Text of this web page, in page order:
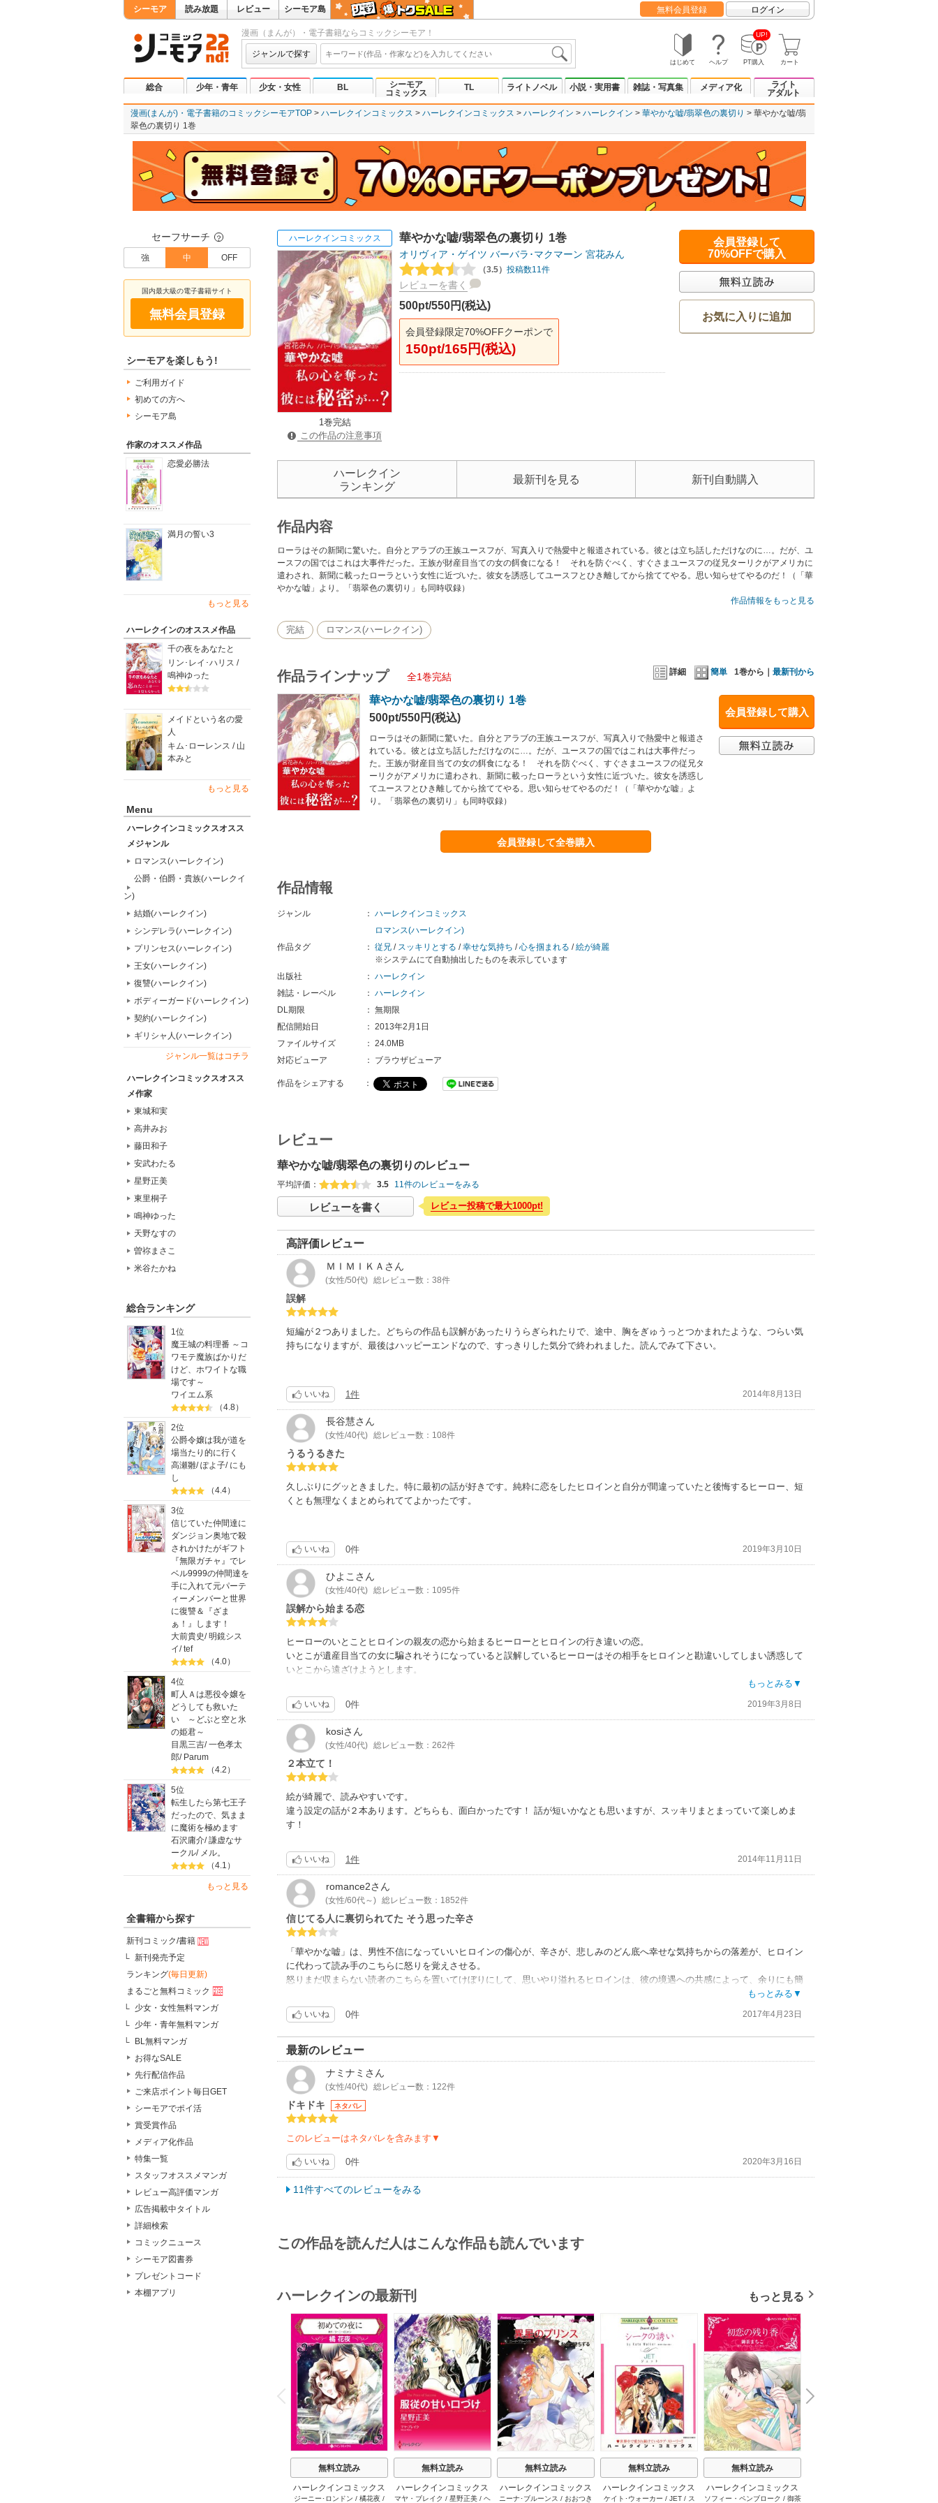
シーモア 読み放題 レビュー シーモア島 無料会員登録 ログイン
漫画（まんが）・電子書籍ならコミックシーモア！
ジャンルで探す
はじめて ヘルプ
UP!
PT購入 カート
総合 少年・青年 少女・女性 BL
シーモア
コミックス
TL ライトノベル 小説・実用書 雑誌・写真集 メディア化
ライト
アダルト
漫画(まんが)・電子書籍のコミックシーモアTOP ハーレクインコミックス ハーレクインコミックス ハーレクイン ハーレクイン 華やかな嘘/翡翠色の裏切り
華やかな嘘/翡
翠色の裏切り 1巻
セーフサーチ ？
強 中 OFF
国内最大級の電子書籍サイト
無料会員登録
シーモアを楽しもう!
ご利用ガイド
初めての方へ
シーモア島
作家のオススメ作品
恋愛必勝法
満月の誓い3
もっと見る
ハーレクインのオススメ作品
千の夜をあなたと
リン･レイ･ハリス /
鳴神ゆった
メイドという名の愛
人
キム･ローレンス / 山
本みと
もっと見る
Menu
ハーレクインコミックスオスス
メジャンル
ロマンス(ハーレクイン)
公爵・伯爵・貴族(ハーレクイ
ン)
結婚(ハーレクイン)
シンデレラ(ハーレクイン)
プリンセス(ハーレクイン)
王女(ハーレクイン)
復讐(ハーレクイン)
ボディーガード(ハーレクイン)
契約(ハーレクイン)
ギリシャ人(ハーレクイン)
ジャンル一覧はコチラ
ハーレクインコミックスオスス
メ作家
東城和実
高井みお
藤田和子
安武わたる
星野正美
東里桐子
鳴神ゆった
天野なすの
曽祢まさこ
米谷たかね
総合ランキング
1位
魔王城の料理番 ～コ
ワモテ魔族ばかりだ
けど、ホワイトな職
場です～
ワイエム系
（4.8）
2位
公爵令嬢は我が道を
場当たり的に行く
高瀬雛/ぽよ子/ にも
し
（4.4）
3位
信じていた仲間達に
ダンジョン奥地で殺
されかけたがギフト
『無限ガチャ』でレ
ベル9999の仲間達を
手に入れて元パーテ
ィーメンバーと世界
に復讐＆『ざま
ぁ！』します！
大前貴史/明鏡シス
イ/tef
（4.0）
4位
町人Ａは悪役令嬢を
どうしても救いた
い ～どぶと空と氷
の姫君～
目黒三吉/一色孝太
郎/ Parum
（4.2）
5位
転生したら第七王子
だったので、気まま
に魔術を極めます
石沢庸介/謙虚なサ
ークル/ メル。
（4.1）
もっと見る
全書籍から探す
新刊コミック/書籍
新刊発売予定
ランキング(毎日更新)
まるごと無料コミック
少女・女性無料マンガ
少年・青年無料マンガ
BL無料マンガ
お得なSALE
先行配信作品
ご来店ポイント毎日GET
シーモアでポイ活
賞受賞作品
メディア化作品
特集一覧
スタッフオススメマンガ
レビュー高評価マンガ
広告掲載中タイトル
詳細検索
コミックニュース
シーモア図書券
プレゼントコード
本棚アプリ
ハーレクインコミックス
1巻完結
この作品の注意事項
華やかな嘘/翡翠色の裏切り 1巻
オリヴィア・ゲイツ バーバラ･マクマーン 宮花みん
（3.5） 投稿数11件
レビューを書く
500pt/550円(税込)
会員登録限定70%OFFクーポンで
150pt/165円(税込)
会員登録して
70%OFFで購入
お気に入りに追加
ハーレクイン
ランキング
最新刊を見る 新刊自動購入
作品内容
ローラはその新聞に驚いた。自分とアラブの王族ユースフが、写真入りで熱愛中と報道されている。彼とは立ち話しただけなのに…。だが、ユ
ースフの国ではこれは大事件だった。王族が財産目当ての女の餌食になる！ それを防ぐべく、すぐさまユースフの従兄ターリクがアメリカに
遣わされ、新聞に載ったローラという女性に近づいた。彼女を誘惑してユースフとひき離してから捨ててやる。思い知らせてやるのだ！（「華
やかな嘘」より。「翡翠色の裏切り」も同時収録）
作品情報をもっと見る
完結 ロマンス(ハーレクイン)
詳細 簡単 1巻から｜ 最新刊から
作品ラインナップ 全1巻完結
会員登録して購入
華やかな嘘/翡翠色の裏切り 1巻
500pt/550円(税込)
ローラはその新聞に驚いた。自分とアラブの王族ユースフが、写真入りで熱愛中と報道さ
れている。彼とは立ち話しただけなのに…。だが、ユースフの国ではこれは大事件だっ
た。王族が財産目当ての女の餌食になる！ それを防ぐべく、すぐさまユースフの従兄タ
ーリクがアメリカに遣わされ、新聞に載ったローラという女性に近づいた。彼女を誘惑し
てユースフとひき離してから捨ててやる。思い知らせてやるのだ！（「華やかな嘘」よ
り。「翡翠色の裏切り」も同時収録）
会員登録して全巻購入
作品情報
ジャンル ： ハーレクインコミックス
ロマンス(ハーレクイン)
作品タグ
： 従兄 / スッキリとする /幸せな気持ち /心を掴まれる /絵が綺麗
※システムにて自動抽出したものを表示しています
出版社
： ハーレクイン
雑誌・レーベル
： ハーレクイン
DL期限
： 無期限
配信開始日
： 2013年2月1日
ファイルサイズ
： 24.0MB
対応ビューア
： ブラウザビューア
作品をシェアする ：
レビュー
華やかな嘘/翡翠色の裏切りのレビュー
平均評価： 3.5 11件のレビューをみる
レビューを書く レビュー投稿で最大1000pt!
高評価レビュー
ＭＩＭＩＫＡ さん
(女性/50代) 総レビュー数：38件
誤解
短編が２つありました。どちらの作品も誤解があったりうらぎられたりで、途中、胸をぎゅうっとつかまれたような、つらい気
持ちになりますが、最後はハッピーエンドなので、すっきりした気分で終われました。読んでみて下さい。
いいね 1件 2014年8月13日
長谷慧さん
(女性/40代) 総レビュー数：108件
うるうるきた
久しぶりにグッときました。特に最初の話が好きです。純粋に恋をしたヒロインと自分が間違っていたと後悔するヒーロー、短
くとも無理なくまとめられててよかったです。
いいね 0件 2019年3月10日
ひよこ さん
(女性/40代) 総レビュー数：1095件
誤解から始まる恋
ヒーローのいとことヒロインの親友の恋から始まるヒーローとヒロインの行き違いの恋。
いとこが遺産目当ての女に騙されそうになっていると誤解しているヒーローはその相手をヒロインと勘違いしてしまい誘惑して
いとこから遠ざけようとします。
そんな策略を知らないヒロインはヒーローのアプローチから恋焦がれるようになり一夜を共にしてしまうのですが…
2作品共に誤解から始まる恋でした。どちらも面白かったです。‪(*ˊᵕˋ* )
もっとみる▼
いいね 0件 2019年3月8日
kosiさん
(女性/40代) 総レビュー数：262件
２本立て！
絵が綺麗で、読みやすいです。
違う設定の話が２本あります。どちらも、面白かったです！ 話が短いかなとも思いますが、スッキリまとまっていて楽しめま
す！
いいね 1件 2014年11月11日
romance2さん
(女性/60代～) 総レビュー数：1852件
信じてる人に裏切られてた そう思った辛さ
「華やかな嘘」は、男性不信になっていいヒロインの傷心が、辛さが、悲しみのどん底へ幸せな気持ちからの落差が、ヒロイン
に代わって読み手のこちらに怒りを覚えさせる。
怒りまだ収まらない読者のこちらを置いてけぼりにして、思いやり溢れるヒロインは、彼の境遇への共感によって、余りにも簡
短編の舌足らずのような甘えを排除するには、彼の行動の背景への読み手の理解を進めるために、もう少し早めに環境の説明を
打ち出すべきだったように思う。
それにしても、メディアのフラッシュの放列に気づかないなんて、隠しカメラでもない限りあり得ないだろう。
「翡翠色の裏切り」は、筋立ては前半の「華やかな嘘」より遥かに練られているのだが、ヒロインの行為はやはり犯罪行為と受
け止められても仕方がない為に、実はそうではなかったと、いくらあとから辻褄合わせしても、それは、どんでん返しというよ
り、ヒロインを罪人にしたくなかった作り手の意図が働いているとしか見えない。
口に出来ない、とある事情が背後にあって、したくないことをさせられる、そんなストーリーはHQに限らず使われるため、新
しくはないが、このドラマもヒロインの哀しい事情が終始匂わされ、理解できなくはない。
私がつい行けなかった点は、国王の登場の仕方や振る舞いの軽々しさ。狂言回しとしても、その割にストーリーにポディブロー
の如く不信感を煽るうっとおしさ。しっかりレポートする調査機関が付いていながら国王自ら出てきて、国王の存在意義がどこ
にあるのか解らない。他の登場人物たちが出てきてもキープレーヤー感はない。それなのに、ヒロインにお金をたかった悪人も
姿が見えることはない。結局メイン二人以外の誰もが何となく居てストーリーが進んでしまう。
両作品ともに、アラブやロイヤルファミリーみたいなところを扱っているはずなのに、それらしい描写も服装と恋人を呼ぶ時く
もっとみる▼
いいね 0件 2017年4月23日
最新のレビュー
ナミナミ さん
(女性/40代) 総レビュー数：122件
ドキドキ ネタバレ
このレビューはネタバレを含みます▼
いいね 0件 2020年3月16日
11件すべてのレビューをみる
この作品を読んだ人はこんな作品も読んでいます
ハーレクインの最新刊 もっと見る
P
r
e
i
o
u
s
無料立読み
ハーレクインコミックス
セット 2026年 vol.1064
ジーニー･ロンドン / 橘花夜 /
無料立読み
ハーレクインコミックス
セット 2026年 vol.1002
マヤ・ブレイク / 星野正美 / ヘ
無料立読み
ハーレクインコミックス
セット 2026年 vol.1063
ニーナ･ブルーンス / おおつき
無料立読み
ハーレクインコミックス
セット 2026年 vol.1001
ケイト･ウォーカー / JET/ ス
無料立読み
ハーレクインコミックス
セット 2026年 vol.1062
ソフィー・ペンブローク / 御茶
N
e
x
t